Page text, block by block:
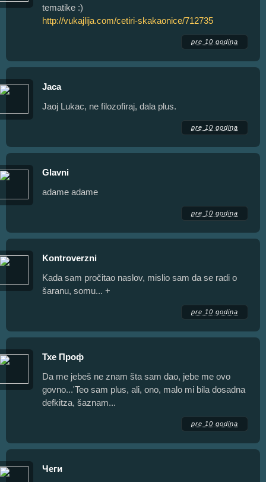
tematike :)
http://vukajlija.com/cetiri-skakaonice/712735
pre 10 godina
Jaca
Jaoj Lukac, ne filozofiraj, dala plus.
pre 10 godina
Glavni
adame adame
pre 10 godina
Kontroverzni
Kada sam pročitao naslov, mislio sam da se radi o
šaranu, somu... +
pre 10 godina
Тхе Проф
Da me jebeš ne znam šta sam dao, jebe me ovo
govno...'Teo sam plus, ali, ono, malo mi bila dosadna
defkitza, šaznam...
pre 10 godina
Чеги